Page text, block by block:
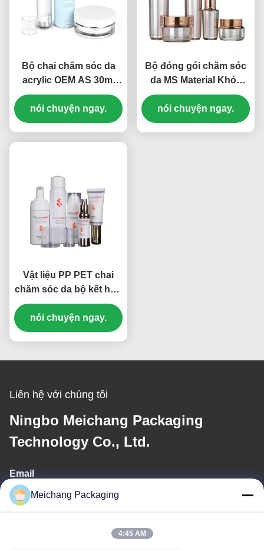
Bộ chai chăm sóc da
acrylic OEM AS 30ml
50ml 100ml Bộ chai mỹ
phẩm (MC-301)
nói chuyện ngay.
Bộ đóng gói chăm sóc
da MS Material Khóa
xoắn 30ml 50ml 100ml
30g 50g (MC-304)
nói chuyện ngay.
Vật liệu PP PET chai
chăm sóc da bộ kết hợp
15ml 30ml 50ml 100ml
(MC-302)
nói chuyện ngay.
Liên hệ với chúng tôi
Ningbo Meichang Packaging
Technology Co., Ltd.
Email
meichang1@mcpackaging.cn
Meichang Packaging
4:45 AM